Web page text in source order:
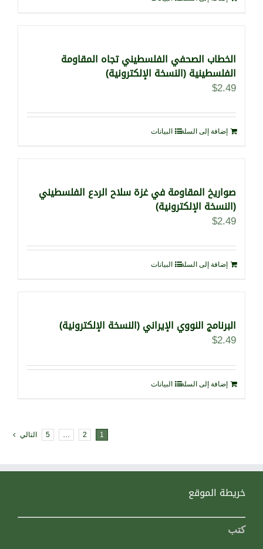
الخطاب الصحفي الفلسطيني تجاه المقاومة
الفلسطينية (النسخة الإلكترونية)
$2.49
إضافة إلى السلة البيانات
صواريخ المقاومة في غزة سلاح الردع الفلسطيني
(النسخة الإلكترونية)
$2.49
إضافة إلى السلة البيانات
البرنامج النووي الإيراني (النسخة الإلكترونية)
$2.49
إضافة إلى السلة البيانات
1
2
…
5 التالي
خريطة الموقع
كتب